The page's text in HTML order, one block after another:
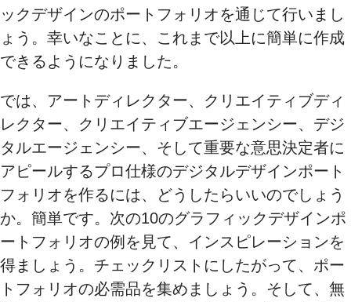
ックデザインのポートフォリオを通じて行いまし
ょう。幸いなことに、これまで以上に簡単に作成
できるようになりました。
では、アートディレクター、クリエイティブディ
レクター、クリエイティブエージェンシー、デジ
タルエージェンシー、そして重要な意思決定者に
アピールするプロ仕様のデジタルデザインポート
フォリオを作るには、どうしたらいいのでしょう
か。簡単です。次の10のグラフィックデザインポ
ートフォリオの例を見て、インスピレーションを
得ましょう。チェックリストにしたがって、ポー
トフォリオの必需品を集めましょう。そして、無